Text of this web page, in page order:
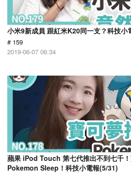
小米9新成員 跟紅米K20同一支？科技小
# 159
2019-06-07 06:34
蘋果 iPod Touch 第七代推出不到七千
Pokemon Sleep！科技小電報(5/31)